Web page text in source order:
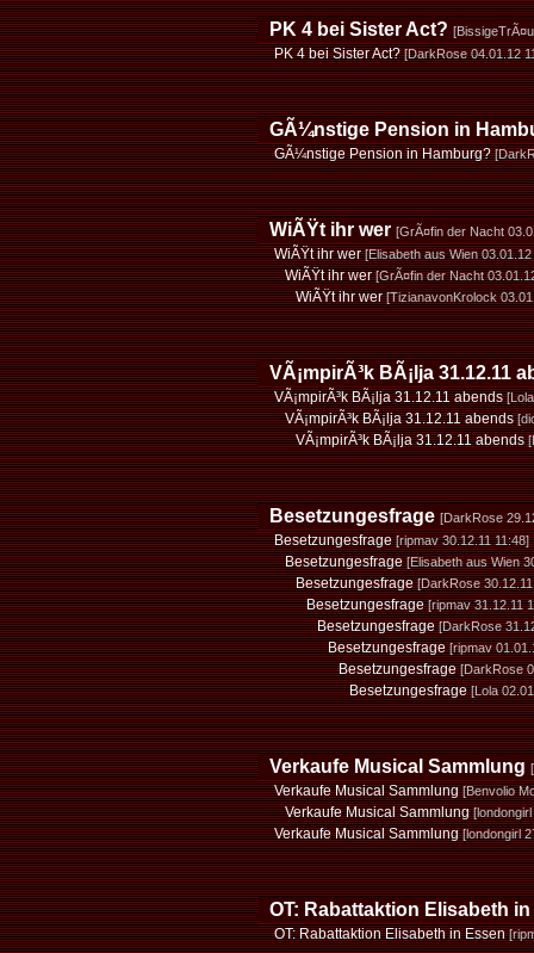
PK 4 bei Sister Act?
PK 4 bei Sister Act? [DarkRose 04.01.12
GÃ¼nstige Pension in
GÃ¼nstige Pension in Hamburg?
WiÃŸt ihr wer [GrÃ¤fin der Nacht
WiÃŸt ihr wer[Elisabeth aus Wien
WiÃŸt ihr wer[GrÃ¤fin der Nacht
WiÃŸt ihr wer[TizianavonKrolock
VÃ¡mpirÃ³k BÃ¡lja 31.12.11
VÃ¡mpirÃ³k BÃ¡lja 31.12.11 abends
VÃ¡mpirÃ³k BÃ¡lja 31.12.11 abends
VÃ¡mpirÃ³k BÃ¡lja 31.12.11 abends
Besetzungesfrage [DarkRose
Besetzungesfrage [ripmav 30.12.11 11:48]
Besetzungesfrage [Elisabeth aus Wien
Besetzungesfrage [DarkRose
Besetzungesfrage [ripmav 31.12.11
Besetzungesfrage [DarkRose
Besetzungesfrage [ripmav
Besetzungesfrage [DarkRose
Besetzungesfrage [Lola
Verkaufe Musical Sammlung
Verkaufe Musical Sammlung [Benvolio
Verkaufe Musical Sammlung
Verkaufe Musical Sammlung [londongirl
OT: Rabattaktion Elisabeth
OT: Rabattaktion Elisabeth in Essen